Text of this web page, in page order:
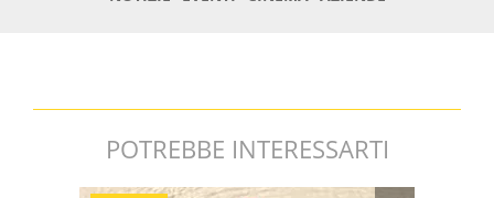
POTREBBE INTERESSARTI